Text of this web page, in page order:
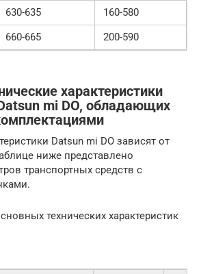
630-635
160-580
660-665 200-590
характеристики
mi DO, обладающих
Datsun mi DO зависят от
ниже представлено
транспортных средств с
технических характеристик